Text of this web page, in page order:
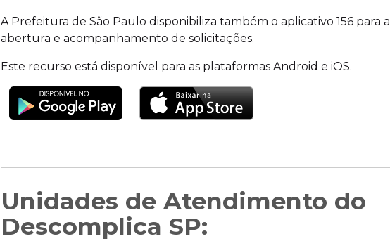
A Prefeitura de São Paulo disponibiliza também o aplicativo 156 para a
abertura e acompanhamento de solicitações.
Este recurso está disponível para as plataformas Android e iOS.
Unidades de Atendimento do
Descomplica SP: